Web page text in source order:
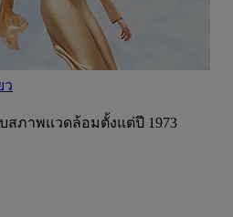
ว
สภาพแวดล้อมตั้งแต่ปี 1973